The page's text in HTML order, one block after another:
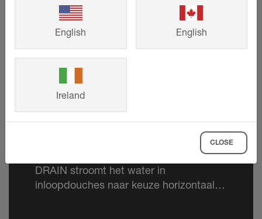
Schlüter-KERDI-DRAIN
Afvoer op punt gesteld: met KERDI-
DRAIN stroomt het water in
inloopdouches naar keuze horizontaal of
English English
Ireland
CLOSE